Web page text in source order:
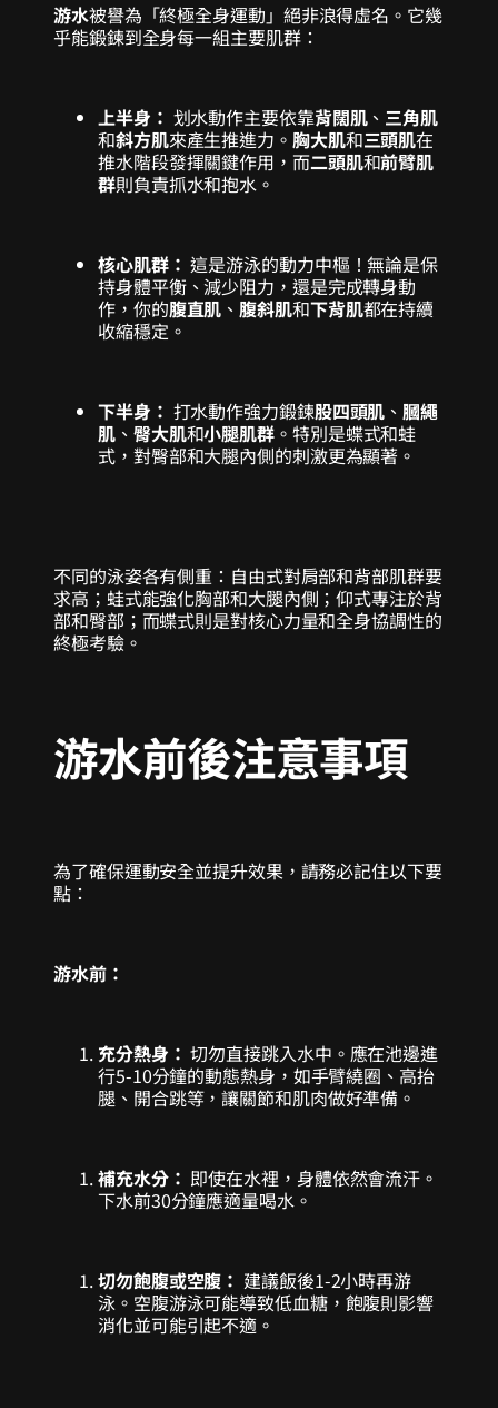
游水被譽為「終極全身運動」絕非浪得虛名。它幾
乎能鍛鍊到全身每一組主要肌群：
上半身： 划水動作主要依靠背闊肌、 三角肌
和斜方肌來產生推進力。 胸大肌和三頭肌在
推水階段發揮關鍵作用，而二頭肌和前臂肌
群則負責抓水和抱水。
核心肌群： 這是游泳的動力中樞！無論是保
持身體平衡、減少阻力，還是完成轉身動
作，你的腹直肌 、腹斜肌和下背肌都在持續
收縮穩定。
下半身： 打水動作強力鍛鍊股四頭肌 、膕繩
肌、 臀大肌和小腿肌群 。特別是蝶式和蛙
式，對臀部和大腿內側的刺激更為顯著。
不同的泳姿各有側重：自由式對肩部和背部肌群要
求高；蛙式能強化胸部和大腿內側；仰式專注於背
部和臀部；而蝶式則是對核心力量和全身協調性的
終極考驗。
游水前後注意事項
為了確保運動安全並提升效果，請務必記住以下要
點：
游水前：
充分熱身： 切勿直接跳入水中。應在池邊進
行5-10分鐘的動態熱身，如手臂繞圈、高抬
腿、開合跳等，讓關節和肌肉做好準備。
補充水分： 即使在水裡，身體依然會流汗。
下水前30分鐘應適量喝水。
切勿飽腹或空腹： 建議飯後1-2小時再游
泳。空腹游泳可能導致低血糖，飽腹則影響
消化並可能引起不適。